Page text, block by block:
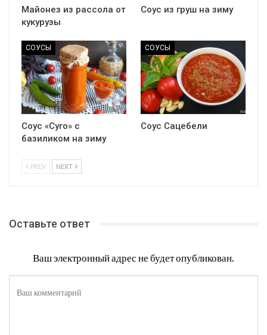
Майонез из рассола от
кукурузы
Соус из груш на зиму
СОУСЫ
Соус «Суго» с
базиликом на зиму
СОУСЫ
Соус Сацебели
PREV NEXT
Оставьте ответ
Ваш электронный адрес не будет опубликован.